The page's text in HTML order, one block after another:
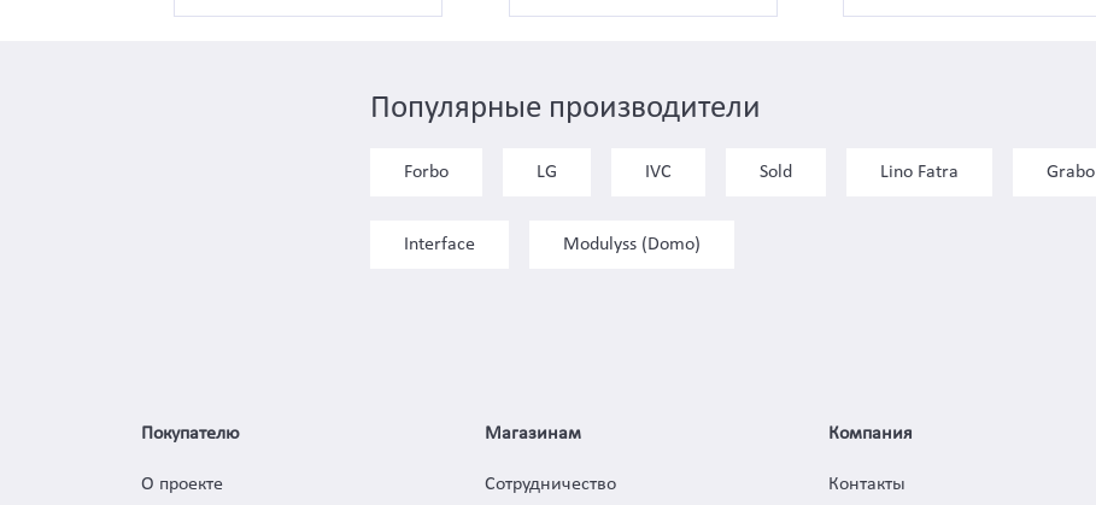
Популярные производители
Forbo LG IVC Sold Lino Fatra Grabo
Interface Modulyss (Domo)
Покупателю
О проекте
Магазинам
Сотрудничество
Компания
Контакты